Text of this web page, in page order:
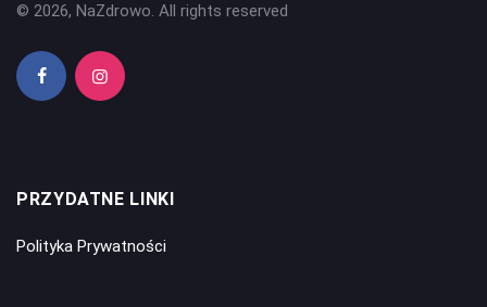
© 2026, NaZdrowo. All rights reserved
PRZYDATNE LINKI
Polityka Prywatności